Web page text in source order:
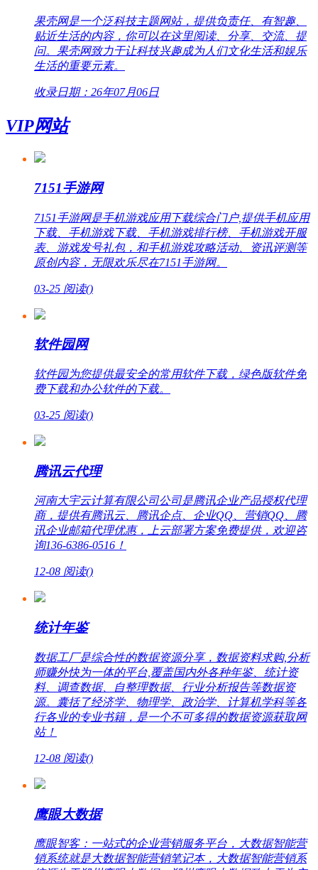
果壳网是一个泛科技主题网站，提供负责任、有智趣、
贴近生活的内容，你可以在这里阅读、分享、交流、提
问。果壳网致力于让科技兴趣成为人们文化生活和娱乐
生活的重要元素。
收录日期：26年07月06日
VIP网站
7151手游网
7151手游网是手机游戏应用下载综合门户,提供手机应用
下载、手机游戏下载、手机游戏排行榜、手机游戏开服
表、游戏发号礼包，和手机游戏攻略活动、资讯评测等
原创内容，无限欢乐尽在7151手游网。
03-25 阅读()
软件园网
软件园为您提供最安全的常用软件下载，绿色版软件免
费下载和办公软件的下载。
03-25 阅读()
腾讯云代理
河南大宇云计算有限公司公司是腾讯企业产品授权代理
商，提供有腾讯云、腾讯企点、企业QQ、营销QQ、腾
讯企业邮箱代理优惠，上云部署方案免费提供，欢迎咨
询136-6386-0516！
12-08 阅读()
统计年鉴
数据工厂是综合性的数据资源分享，数据资料求购,分析
师赚外快为一体的平台,覆盖国内外各种年鉴、统计资
料、调查数据、自整理数据、行业分析报告等数据资
源。囊括了经济学、物理学、政治学、计算机学科等各
行各业的专业书籍，是一个不可多得的数据资源获取网
站！
12-08 阅读()
鹰眼大数据
鹰眼智客：一站式的企业营销服务平台，大数据智能营
销系统就是大数据智能营销笔记本，大数据智能营销系